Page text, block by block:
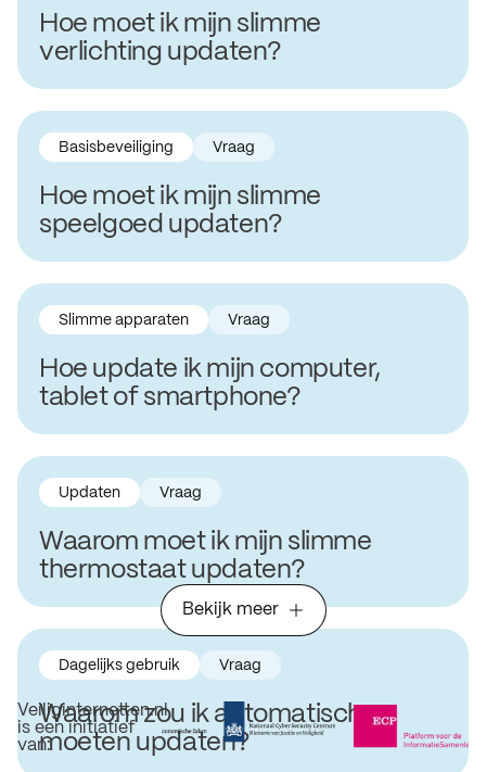
Hoe moet ik mijn slimme
verlichting updaten?
Hoe moet ik mijn slimme
speelgoed updaten?
Basisbeveiliging Vraag
Hoe update ik mijn computer,
tablet of smartphone?
Slimme apparaten Vraag
Waarom moet ik mijn slimme
thermostaat updaten?
Updaten Vraag
Waarom zou ik automatisch
moeten updaten?
Dagelijks gebruik Vraag
Bekijk meer
Veiliginternetten.nl
is een initiatief
van: